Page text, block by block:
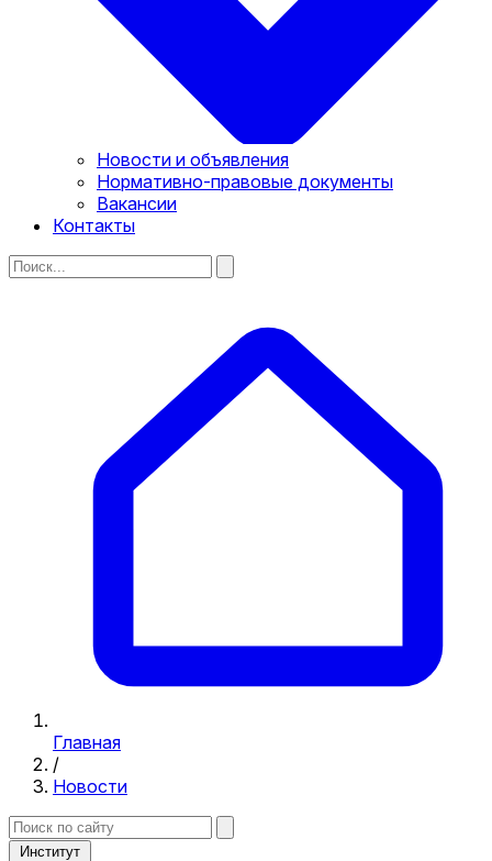
Новости и объявления
Нормативно-правовые документы
Вакансии
Контакты
Главная
/
Новости
Институт